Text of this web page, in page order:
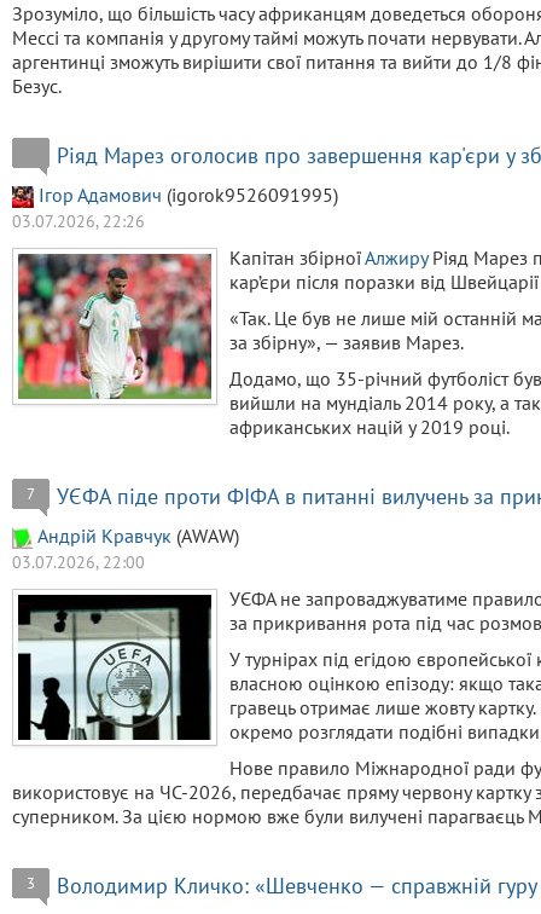
Зрозуміло, що більшість часу африканцям доведеться
Мессі та компанія у другому таймі можуть почати
аргентинці зможуть вирішити свої питання та вийти до 1/8
Безус.
Ріяд Марез оголосив про завершення кар'єри у
Ігор Адамович (igorok9526091995)
03.07.2026, 22:26
Капітан збірноїАлжируРіяд Марез
кар’єри після поразки від
«Так. Це був не лише мій останній
за збірну», — заявив Марез.
Додамо, що 35-річний футболіст
вийшли на мундіаль 2014 року, а
африканських націй у 2019 році.
7 УЄФА піде проти ФІФА в питанні вилучень за
Aндрiй Кравчук (AWAW)
03.07.2026, 22:00
УЄФА не запроваджуватиме
за прикривання рота під час
У турнірах під егідою європейської
власною оцінкою епізоду: якщо
гравець отримає лише жовту
окремо розглядати подібні випадки
Нове правило Міжнародної ради
використовує на ЧС-2026, передбачає пряму червону картку
суперником. За цією нормою вже були вилучені парагваєць
3 Володимир Кличко: «Шевченко — справжній гуру